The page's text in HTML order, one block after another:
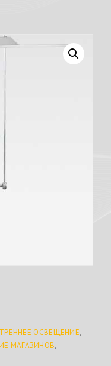
ОСВЕЩЕНИЕ,
МАГАЗИНОВ,